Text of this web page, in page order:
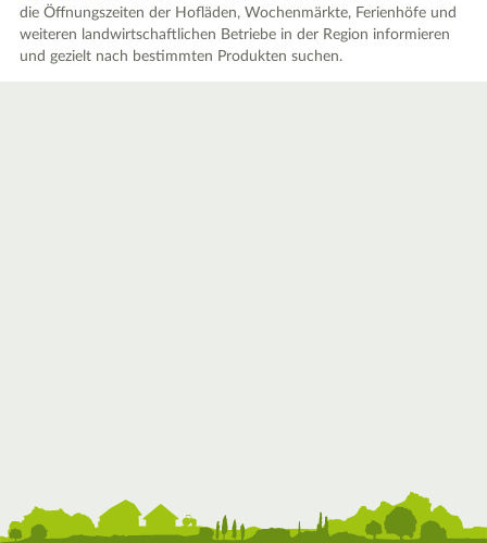
die Öffnungszeiten der Hofläden, Wochenmärkte, Ferienhöfe und
weiteren landwirtschaftlichen Betriebe in der Region informieren
und gezielt nach bestimmten Produkten suchen.